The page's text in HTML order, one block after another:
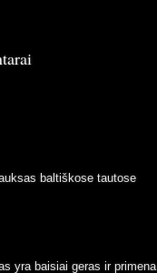
baltiškose tautose
yra baisiai geras ir primena